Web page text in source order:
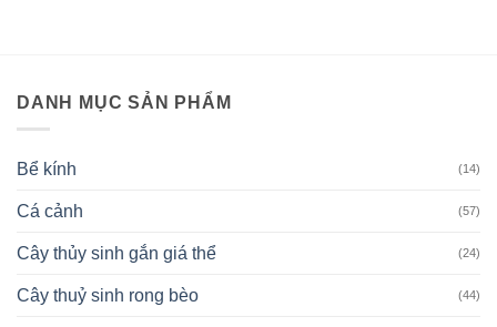
DANH MỤC SẢN PHẨM
Bể kính (14)
Cá cảnh (57)
Cây thủy sinh gắn giá thể (24)
Cây thuỷ sinh rong bèo (44)